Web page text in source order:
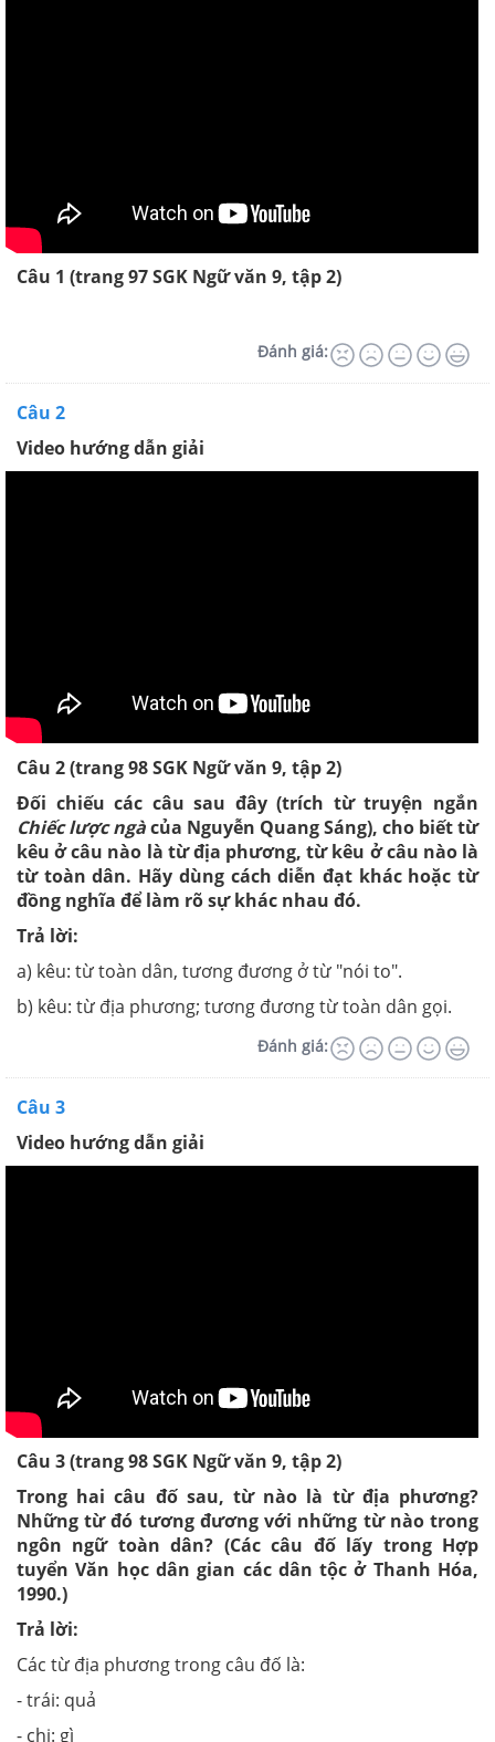
Câu 1 (trang97 SGK Ngữ văn 9, tập 2)
Đánh giá:
Câu 2
Video hướng dẫn giải
Câu 2(trang98 SGK Ngữ văn 9, tập 2)
Đối chiếu các câu sau đây (trích từ truyện ngắn
Chiếc lược ngàcủa Nguyễn Quang Sáng), cho biết từ
kêu ở câu nào là từ địa phương, từ kêu ở câu nào là
từ toàn dân. Hãy dùng cách diễn đạt khác hoặc từ
đồng nghĩa để làm rõ sự khác nhau đó.
Trả lời:
a) kêu: từ toàn dân, tương đương ở từ "nói to".
b) kêu: từ địa phương; tương đương từ toàn dân gọi.
Đánh giá:
Câu 3
Video hướng dẫn giải
Câu 3(trang98 SGK Ngữ văn 9, tập 2)
Trong hai câu đố sau, từ nào là từ địa phương?
Những từ đó tương đương với những từ nào trong
ngôn ngữ toàn dân? (Các câu đố lấy trong Hợp
tuyển Văn học dân gian các dân tộc ở Thanh Hóa,
1990.)
Trả lời:
Các từ địa phương trong câu đố là:
- trái: quả
- chi: gì